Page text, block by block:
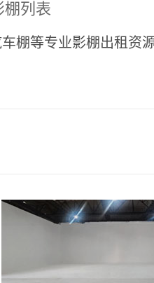
棚列表
棚等专业影棚出租资